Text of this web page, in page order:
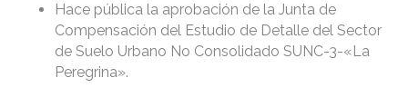
Hace pública la aprobación de la Junta de
Compensación del Estudio de Detalle del Sector
de Suelo Urbano No Consolidado SUNC-3-«La
Peregrina».